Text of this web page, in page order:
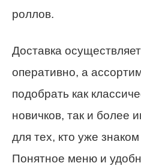
роллов.
Доставка
оперативно, а
подобрать как
новичков, так и более
для тех, кто уже
Понятное меню и